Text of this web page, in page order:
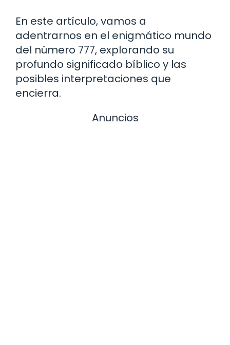
En este artículo, vamos a
adentrarnos en el enigmático mundo
del número 777, explorando su
profundo significado bíblico y las
posibles interpretaciones que
encierra.
Anuncios